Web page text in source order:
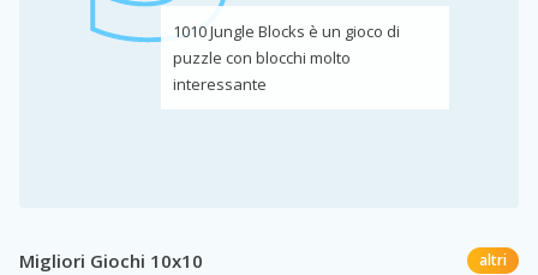
1010 Jungle Blocks è un gioco di
puzzle con blocchi molto
interessante
Migliori Giochi 10x10 altri